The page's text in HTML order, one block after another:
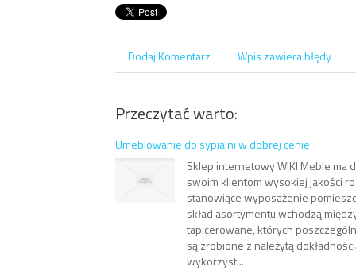
Dodaj Komentarz Wpis zawiera błędy
Przeczytać warto:
Umeblowanie do sypialni w dobrej cenie
Sklep internetowy WIKI Meble ma
swoim klientom wysokiej jakości
stanowiące wyposażenie
skład asortymentu wchodzą
tapicerowane, których
są zrobione z należytą
wykorzyst...